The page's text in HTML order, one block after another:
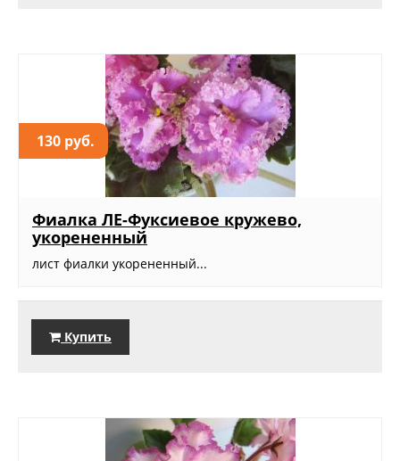
130 руб.
Фиалка ЛЕ-Фуксиевое кружево,
укорененный
лист фиалки укорененный...
Купить